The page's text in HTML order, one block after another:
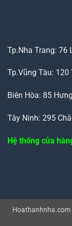
Tp.Nha Trang: 76
Tp.Vũng Tàu:
Biên Hòa: 85
Tây Ninh: 295
Hệ thống cửa
Hoathanhnha.com